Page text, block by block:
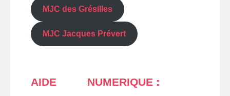
MJC des Grésilles
MJC Jacques Prévert
AIDE NUMERIQUE :